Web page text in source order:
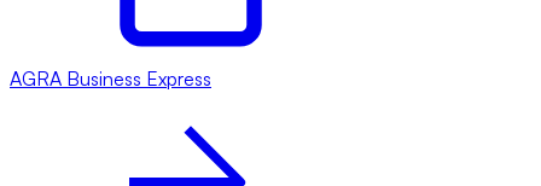
AGRA Business Express